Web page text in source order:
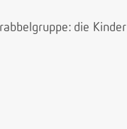
die Kinder